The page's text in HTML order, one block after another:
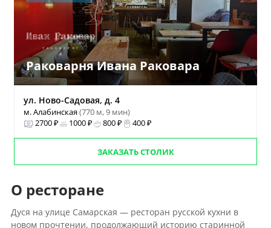
Раковарня Ивана Раковара
ул. Ново-Садовая, д. 4
м. Алабинская(770 м, 9 мин)
2700 ₽
1000 ₽ 800 ₽ 400 ₽
ЗАКАЗАТЬ СТОЛИК
О ресторане
Дуся на улице Самарская — ресторан русской кухни в
новом прочтении, продолжающий историю старинной